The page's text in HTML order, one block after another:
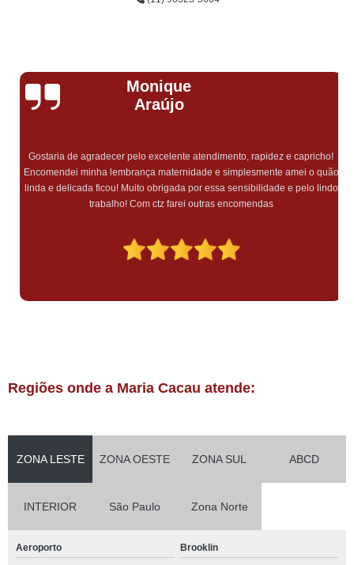
Monique
Araújo
Gostaria de agradecer pelo excelente atendimento, rapidez e capricho!
Encomendei minha lembrança maternidade e simplesmente amei o quão
linda e delicada ficou! Muito obrigada por essa sensibilidade e pelo lindo
trabalho! Com ctz farei outras encomendas
Regiões onde a Maria Cacau atende:
ZONA LESTE ZONA OESTE ZONA SUL ABCD
INTERIOR São Paulo Zona Norte
Aeroporto Brooklin